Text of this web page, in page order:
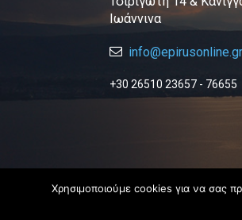
Ιωάννινα
info@epirusonline.gr
+30 26510 23657 - 76655
Χρησιμοποιούμε cookies για να σας